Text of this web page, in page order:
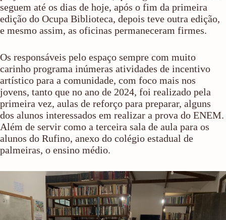
seguem até os dias de hoje, após o fim da primeira
edição do Ocupa Biblioteca, depois teve outra edição,
e mesmo assim, as oficinas permaneceram firmes.
Os responsáveis pelo espaço sempre com muito
carinho programa inúmeras atividades de incentivo
artístico para a comunidade, com foco mais nos
jovens, tanto que no ano de 2024, foi realizado pela
primeira vez, aulas de reforço para preparar, alguns
dos alunos interessados em realizar a prova do ENEM.
Além de servir como a terceira sala de aula para os
alunos do Rufino, anexo do colégio estadual de
palmeiras, o ensino médio.